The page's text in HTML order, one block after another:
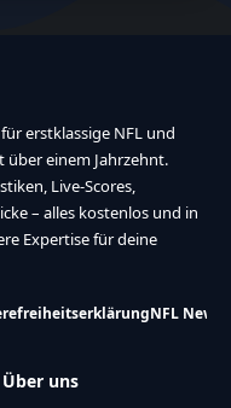
erstklassige NFL und
einem Jahrzehnt.
Live-Scores,
– alles kostenlos und in
Expertise für deine
NFL News
Über uns